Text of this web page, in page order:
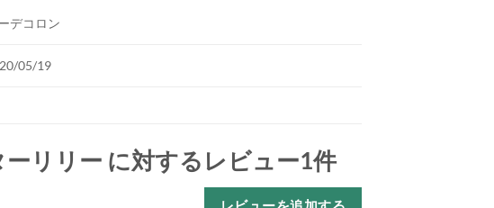
デコロン
05/19
リリー に対するレビュー1件